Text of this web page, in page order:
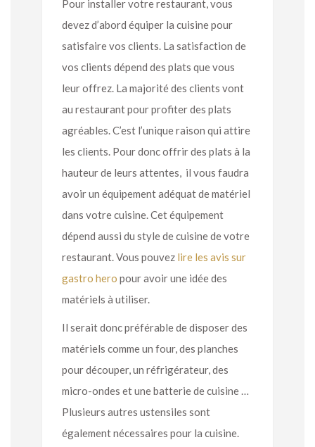
Pour installer votre restaurant, vous
devez d’abord équiper la cuisine pour
satisfaire vos clients. La satisfaction de
vos clients dépend des plats que vous
leur offrez. La majorité des clients vont
au restaurant pour profiter des plats
agréables. C’est l’unique raison qui attire
les clients. Pour donc offrir des plats à la
hauteur de leurs attentes, il vous faudra
avoir un équipement adéquat de matériel
dans votre cuisine. Cet équipement
dépend aussi du style de cuisine de votre
restaurant. Vous pouvez lire les avis sur
gastro hero pour avoir une idée des
matériels à utiliser.
Il serait donc préférable de disposer des
matériels comme un four, des planches
pour découper, un réfrigérateur, des
micro-ondes et une batterie de cuisine …
Plusieurs autres ustensiles sont
également nécessaires pour la cuisine.